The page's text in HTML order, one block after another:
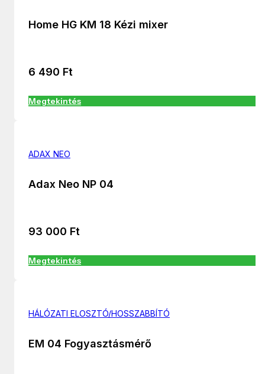
Home HG KM 18 Kézi mixer
6 490 Ft
Megtekintés
ADAX NEO
Adax Neo NP 04
93 000 Ft
Megtekintés
HÁLÓZATI ELOSZTÓ/HOSSZABBÍTÓ
EM 04 Fogyasztásmérő